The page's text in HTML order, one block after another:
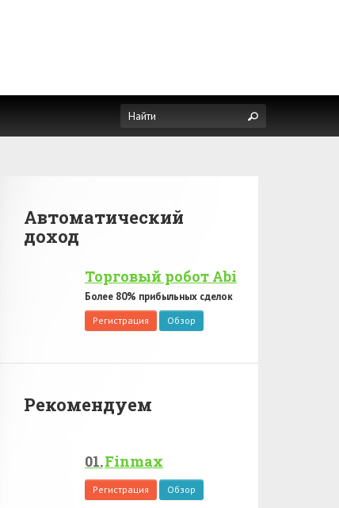
Автоматический
доход
Торговый робот Abi
Более 80% прибыльных сделок
Регистрация Обзор
Рекомендуем
Finmax
Регистрация Обзор